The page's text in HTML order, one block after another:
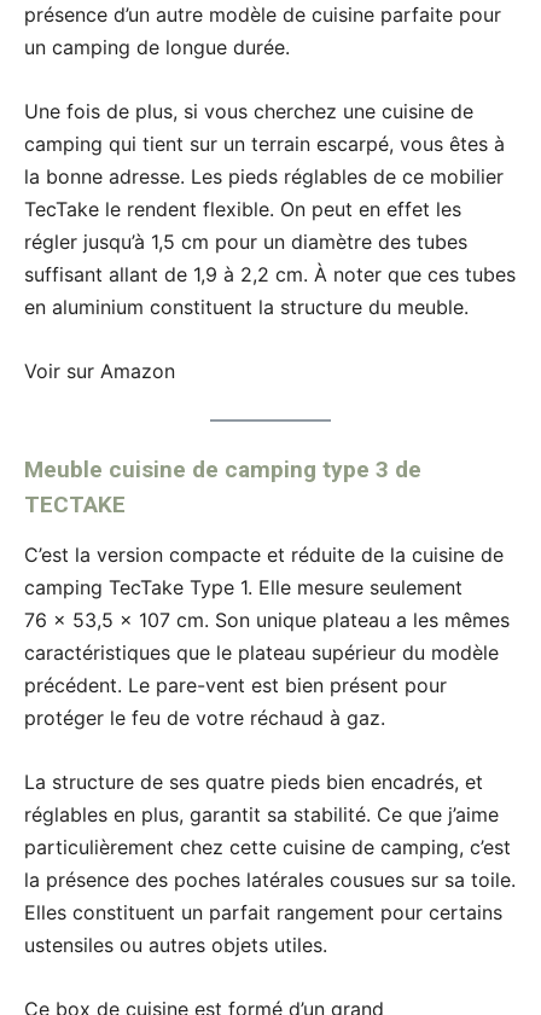
présence d’un autre modèle de cuisine parfaite pour
un camping de longue durée.
Une fois de plus, si vous cherchez une cuisine de
camping qui tient sur un terrain escarpé, vous êtes à
la bonne adresse. Les pieds réglables de ce mobilier
TecTake le rendent flexible. On peut en effet les
régler jusqu’à 1,5 cm pour un diamètre des tubes
suffisant allant de 1,9 à 2,2 cm. À noter que ces tubes
en aluminium constituent la structure du meuble.
Voir sur Amazon
Meuble cuisine de camping type 3 de
TECTAKE
C’est la version compacte et réduite de la cuisine de
camping TecTake Type 1. Elle mesure seulement
76 x 53,5 x 107 cm. Son unique plateau a les mêmes
caractéristiques que le plateau supérieur du modèle
précédent. Le pare-vent est bien présent pour
protéger le feu de votre réchaud à gaz.
La structure de ses quatre pieds bien encadrés, et
réglables en plus, garantit sa stabilité. Ce que j’aime
particulièrement chez cette cuisine de camping, c’est
la présence des poches latérales cousues sur sa toile.
Elles constituent un parfait rangement pour certains
ustensiles ou autres objets utiles.
Ce box de cuisine est formé d’un grand